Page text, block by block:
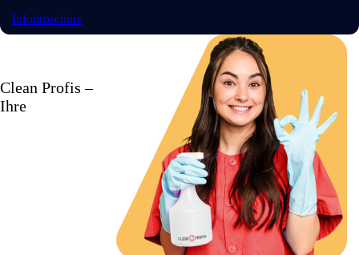
Infobroschüre
Clean Profis –
Ihre